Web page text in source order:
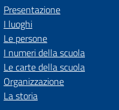
Presentazione
I luoghi
Le persone
I numeri della scuola
Le carte della scuola
Organizzazione
La storia